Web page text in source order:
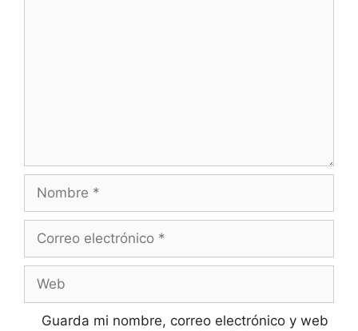
electrónico
Guarda mi nombre, correo electrónico y web